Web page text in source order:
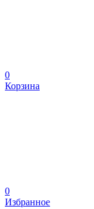
0
Корзина
0
Избранное